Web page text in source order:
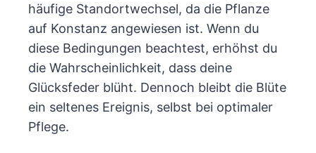
häufige Standortwechsel, da die Pflanze
auf Konstanz angewiesen ist. Wenn du
diese Bedingungen beachtest, erhöhst du
die Wahrscheinlichkeit, dass deine
Glücksfeder blüht. Dennoch bleibt die Blüte
ein seltenes Ereignis, selbst bei optimaler
Pflege.